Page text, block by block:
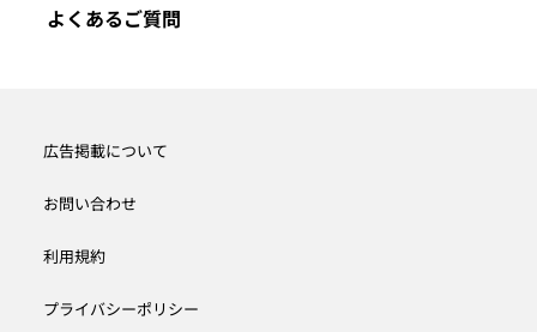
よくあるご質問
広告掲載について
お問い合わせ
利用規約
プライバシーポリシー